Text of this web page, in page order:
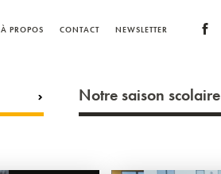
À PROPOS CONTACT NEWSLETTER
Notre saison scolaire